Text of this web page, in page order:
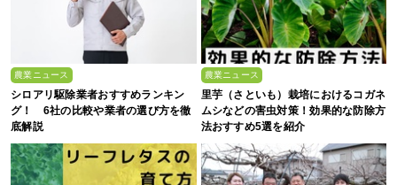
農業ニュース
シロアリ駆除業者おすすめランキン
グ！ 6社の比較や業者の選び方を徹
底解説
農業ニュース
里芋（さといも）栽培におけるコガネ
ムシなどの害虫対策！効果的な防除方
法おすすめ5選を紹介